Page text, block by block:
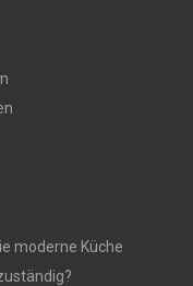
moderne Küche